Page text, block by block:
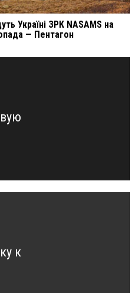
Україні ЗРК NASAMS на
— Пентагон
к